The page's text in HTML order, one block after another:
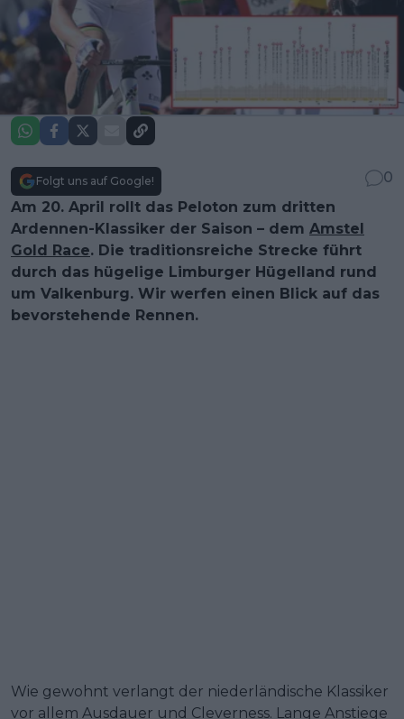
Folgt uns auf Google!
0
Am 20. April rollt das Peloton zum dritten
Ardennen-Klassiker der Saison – dem Amstel
Gold Race. Die traditionsreiche Strecke führt
durch das hügelige Limburger Hügelland rund
um Valkenburg. Wir werfen einen Blick auf das
bevorstehende Rennen.
Wie gewohnt verlangt der niederländische Klassiker
vor allem Ausdauer und Cleverness. Lange Anstiege